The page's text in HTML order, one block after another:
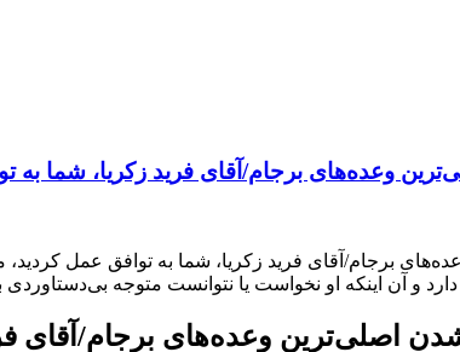
وعده‌های برجام/آقای فرید زکریا، شما به
برجام/آقای فرید زکریا، شما به توافق عمل کردید،
و آن اینکه او نخواست یا نتوانست متوجه بی‌دستاوردی
شدن اصلی‌ترین وعده‌های برجام/آقای